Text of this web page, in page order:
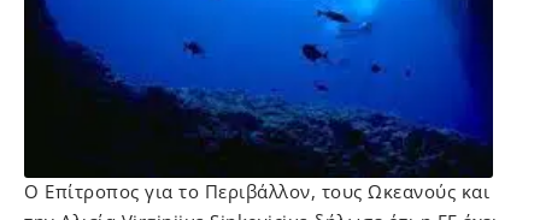
Ο Επίτροπος για το Περιβάλλον, τους Ωκεανούς και